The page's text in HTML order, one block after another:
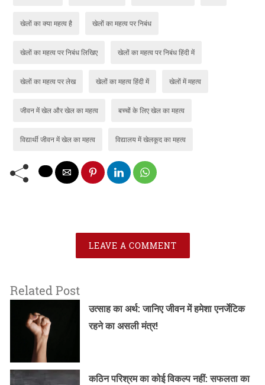
खेलों का क्या महत्व है खेलों का महत्व पर निबंध
खेलों का महत्व पर निबंध लिखिए खेलों का महत्व पर निबंध हिंदी में
खेलों का महत्व पर लेख खेलों का महत्व हिंदी में खेलों में महत्व
जीवन में खेल और खेल का महत्व बच्चों के लिए खेल का महत्व
विद्यार्थी जीवन में खेल का महत्व विद्यालय में खेलकूद का महत्व
LEAVE A COMMENT
Related Post
उत्साह का अर्थ: जानिए जीवन में हमेशा एनर्जेटिक
रहने का असली मंत्र!
कठिन परिश्रम का कोई विकल्प नहीं: सफलता का